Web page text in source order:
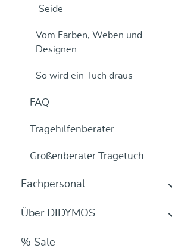
Seide
Vom Färben, Weben und
Designen
So wird ein Tuch draus
FAQ
Tragehilfenberater
Größenberater Tragetuch
Fachpersonal
Über DIDYMOS
% Sale